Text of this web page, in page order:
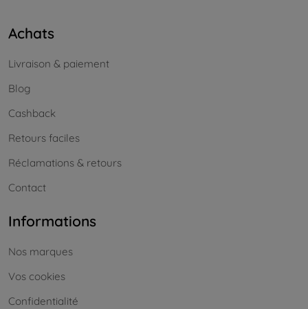
Achats
Livraison & paiement
Blog
Cashback
Retours faciles
Réclamations & retours
Contact
Informations
Nos marques
Vos cookies
Confidentialité